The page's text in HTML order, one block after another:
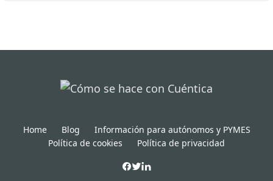
Home Blog
Información para autónomos y PYMES
Política de cookies
Política de privacidad